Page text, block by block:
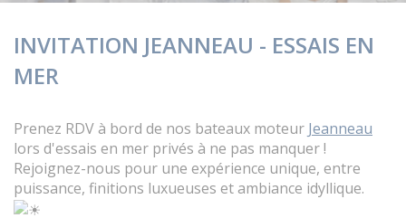
INVITATION JEANNEAU - ESSAIS EN
MER
Prenez RDV à bord de nos bateaux moteur Jeanneau
lors d'essais en mer privés à ne pas manquer !
Rejoignez-nous pour une expérience unique, entre
puissance, finitions luxueuses et ambiance idyllique.